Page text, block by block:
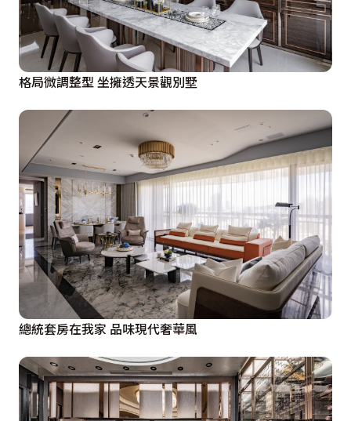
格局微調整型 坐擁透天景觀別墅
總統套房在我家 品味現代奢華風